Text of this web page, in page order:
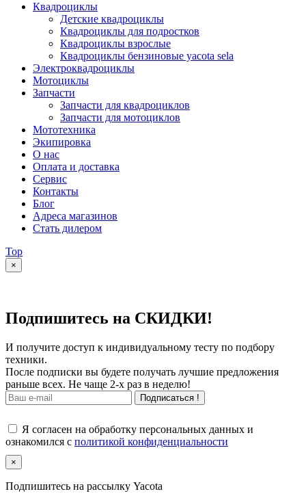
Квадроциклы
Детские квадроциклы
Квадроциклы для подростков
Квадроциклы взрослые
Квадроциклы бензиновые yacota sela
Электроквадроциклы
Мотоциклы
Запчасти
Запчасти для квадроциклов
Запчасти для мотоциклов
Мототехника
Экипировка
О нас
Оплата и доставка
Сервис
Контакты
Блог
Адреса магазинов
Стать дилером
Top
×
Подпишитесь на СКИДКИ!
И получите доступ к индивидуальному тесту по подбору
техники.
После подписки вы будете получать лучшие предложения
раньше всех. Не чаще 2-х раз в неделю!
Подписаться !
Я согласен на обработку персональных данных и
ознакомился с политикой конфиденциальности
×
Подпишитесь на рассылку Yacota